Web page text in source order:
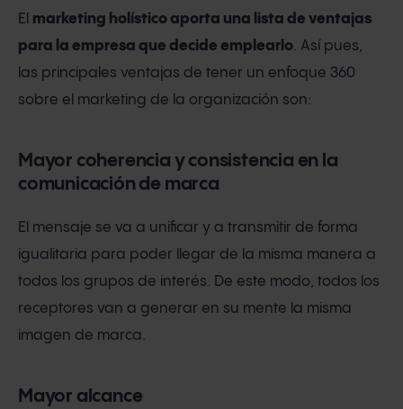
El marketing holístico aporta una lista de ventajas
para la empresa que decide emplearlo. Así pues,
las principales ventajas de tener un enfoque 360
sobre el marketing de la organización son:
Mayor coherencia y consistencia en la
comunicación de marca
El mensaje se va a unificar y a transmitir de forma
igualitaria para poder llegar de la misma manera a
todos los grupos de interés. De este modo, todos los
receptores van a generar en su mente la misma
imagen de marca.
Mayor alcance